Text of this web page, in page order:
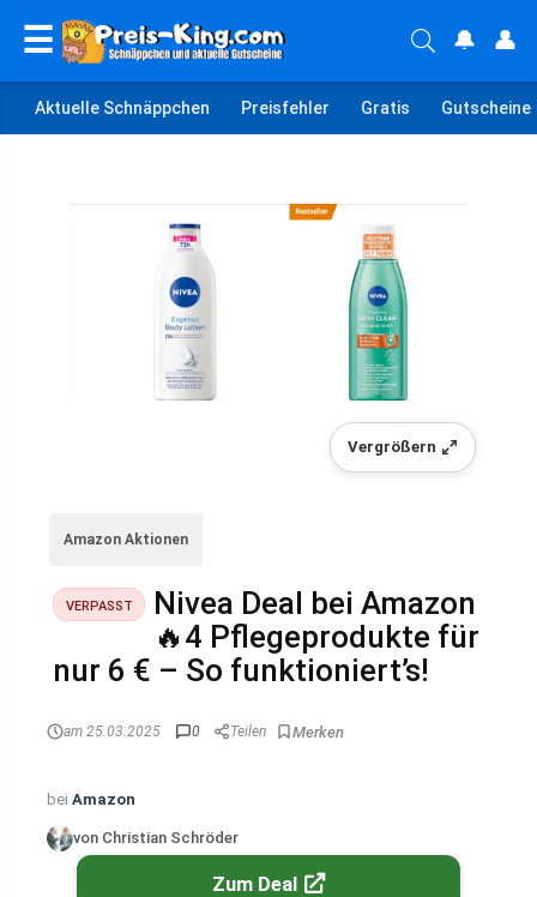
☰ 🔔 👤
Aktuelle Schnäppchen Preisfehler Gratis Gutscheine
Vergrößern
Amazon Aktionen
VERPASST
Nivea Deal bei Amazon
🔥4 Pflegeprodukte für
nur 6 € – So funktioniert’s!
am 25.03.2025 0 Teilen
bei Amazon
von Christian Schröder
Zum Deal